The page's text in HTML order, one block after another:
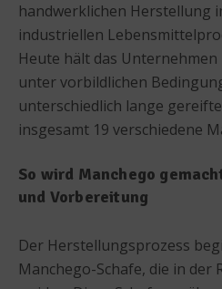
handwerklichen Herstellung
industriellen
Heute hält das
unter vorbildlichen
unterschiedlich lange
insgesamt 19 verschiedene
So wird Manchego
und Vorbereitung
Der Herstellungsprozess
Manchego-Schafe, die in der